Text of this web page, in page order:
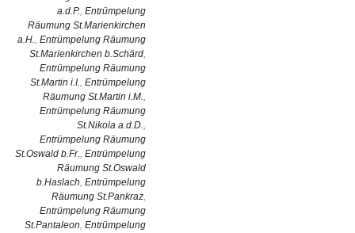
a.d.P., Entrümpelung
Räumung St.Marienkirchen
a.H., Entrümpelung Räumung
St.Marienkirchen b.Schärd,
Entrümpelung Räumung
St.Martin i.I., Entrümpelung
Räumung St.Martin i.M.,
Entrümpelung Räumung
St.Nikola a.d.D.,
Entrümpelung Räumung
St.Oswald b.Fr., Entrümpelung
Räumung St.Oswald
b.Haslach, Entrümpelung
Räumung St.Pankraz,
Entrümpelung Räumung
St.Pantaleon, Entrümpelung